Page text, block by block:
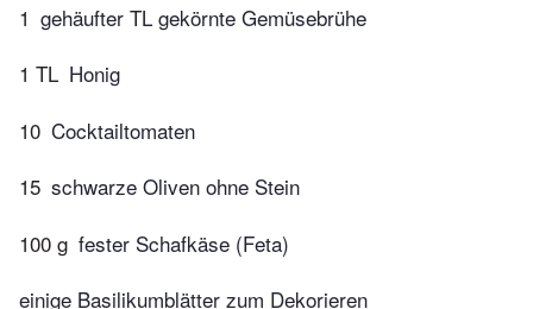
1 gehäufter TL gekörnte Gemüsebrühe
1 TL Honig
10 Cocktailtomaten
15 schwarze Oliven ohne Stein
100 g fester Schafkäse (Feta)
einige Basilikumblätter zum Dekorieren